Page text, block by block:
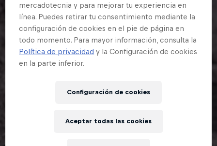
mercadotecnia y para mejorar tu experiencia en
línea. Puedes retirar tu consentimiento mediante la
configuración de cookies en el pie de página en
todo momento. Para mayor información, consulta la
Política de privacidad y la Configuración de cookies
en la parte inferior.
Configuración de cookies
Aceptar todas las cookies